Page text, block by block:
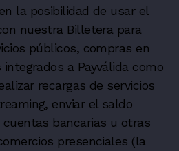
la posibilidad de usar el
nuestra Billetera para
públicos, compras en
integrados a Payválida como
recargas de servicios
enviar el saldo
bancarias u otras
presenciales (la